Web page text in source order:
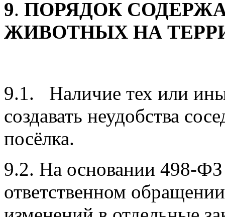
9. ПОРЯДОК
ЖИВОТНЫХ НА
9.1. Наличие тех или
создавать неудобства
посёлка.
9.2. На основании 498-
ответственном